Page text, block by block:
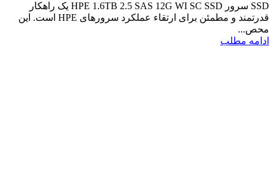
SSD سرور HPE 1.6TB 2.5 SAS 12G WI SC SSD یک راهکار
قدرتمند و مطمئن برای ارتقاء عملکرد سرورهای HPE است. این
محص...
ادامه مطلب